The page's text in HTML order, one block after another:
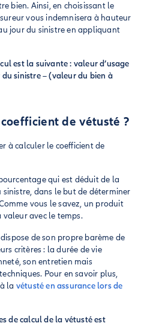
bien. Ainsi, en choisissant le
vous indemnisera à hauteur
jour du sinistre en appliquant
est la suivante : valeur d’usage
sinistre – (valeur du bien à
de vétusté ?
à calculer le coefficient de
qui est déduit de la
dans le but de déterminer
vous le savez, un produit
valeur avec le temps.
de son propre barème de
critères : la durée de vie
son entretien mais
Pour en savoir plus,
la vétusté en assurance lors de
de calcul de la vétusté est